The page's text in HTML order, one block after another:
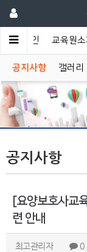
메인 교육원소
공지사항 갤러리
공지사항
[요양보호사교
련 안내
최고관리자 0